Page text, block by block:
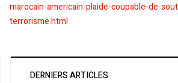
marocain-americain-plaide-coupable-de-
terrorisme.html
DERNIERS ARTICLES